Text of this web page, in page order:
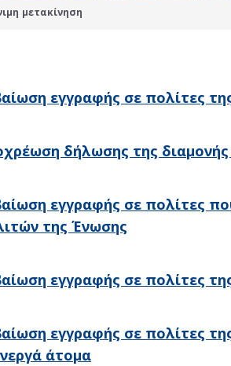
μετακίνηση
εγγραφής σε πολίτες
δήλωσης της
εγγραφής σε πολίτες
της Ένωσης
εγγραφής σε πολίτες
εγγραφής σε πολίτες
άτομα